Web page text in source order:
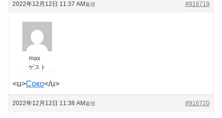
2022年12月12日 11:37 AM #916719
返信
max
ゲスト
<u>Соко</u>
2022年12月12日 11:38 AM #916720
返信